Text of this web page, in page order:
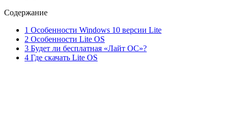
Содержание
1 Особенности Windows 10 версии Lite
2 Особенности Lite OS
3 Будет ли бесплатная «Лайт ОС»?
4 Где скачать Lite OS